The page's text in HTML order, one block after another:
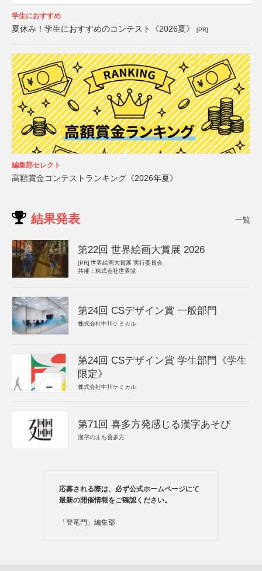
学生におすすめ
夏休み！学生におすすめのコンテスト《2026夏》 [PR]
編集部セレクト
高額賞金コンテストランキング《2026年夏》
結果発表 一覧
第22回 世界絵画大賞展 2026
[PR] 世界絵画大賞展 実行委員会
共催：株式会社世界堂
第24回 CSデザイン賞 一般部門
株式会社中川ケミカル
第24回 CSデザイン賞 学生部門《学生
限定》
株式会社中川ケミカル
第71回 喜多方発感じる漢字あそび
漢字のまち喜多方
応募される際は、必ず公式ホームページにて
最新の開催情報をご確認ください。
「登竜門」編集部